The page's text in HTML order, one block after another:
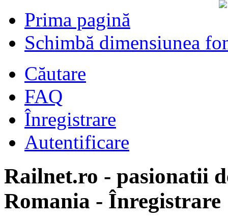
Prima pagină
Schimbă dimensiunea
Căutare
FAQ
Înregistrare
Autentificare
Railnet.ro - pasionatii
Romania - Înregistrare